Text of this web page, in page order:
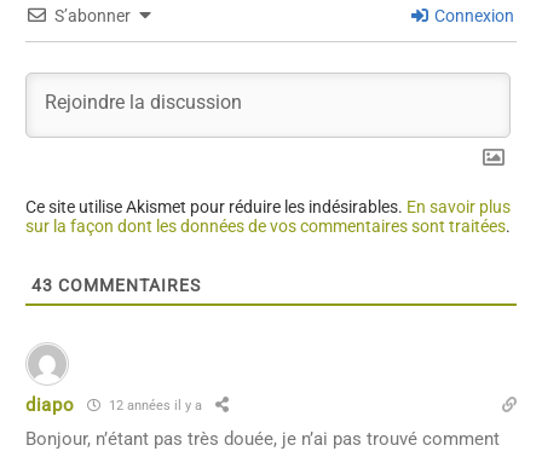
S’abonner Connexion
Ce site utilise Akismet pour réduire les indésirables. En savoir plus
sur la façon dont les données de vos commentaires sont traitées.
43 COMMENTAIRES
diapo 12 années il y a
Bonjour, n’étant pas très douée, je n’ai pas trouvé comment